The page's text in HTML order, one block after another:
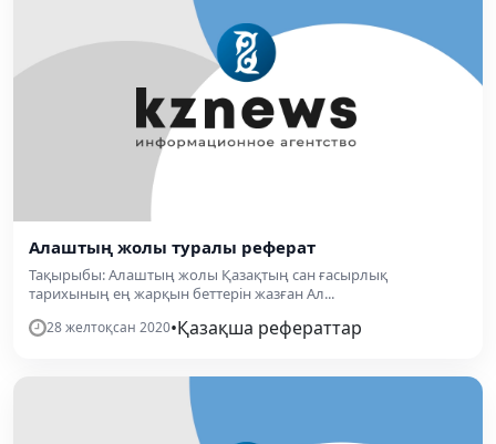
Алаштың жолы туралы реферат
Тақырыбы: Алаштың жолы Қазақтың сан ғасырлық
тарихының ең жарқын беттерін жазған Ал...
28 желтоқсан 2020•Қазақша рефераттар